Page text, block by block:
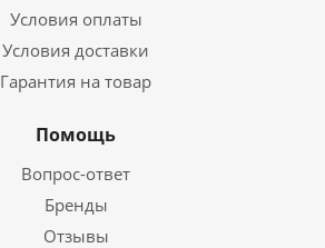
Условия оплаты
Условия доставки
Гарантия на товар
Помощь
Вопрос-ответ
Бренды
Отзывы